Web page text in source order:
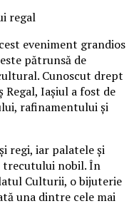
regal
eveniment grandios
pătrunsă de
Cunoscut drept
Regal, Iașiul a fost de
rafinamentului și
regi, iar palatele și
trecutului nobil. În
Culturii, o bijuterie
una dintre cele mai